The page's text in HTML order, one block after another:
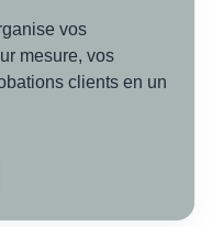
vos
mesure, vos
clients en un